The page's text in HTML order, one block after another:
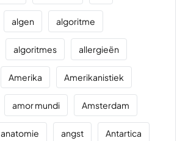
algen algoritme
algoritmes allergieën
Amerika Amerikanistiek
amor mundi Amsterdam
anatomie angst Antartica